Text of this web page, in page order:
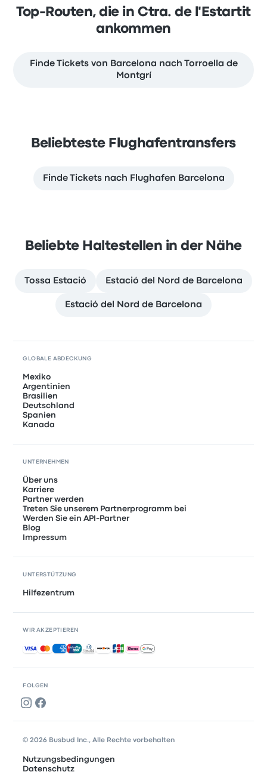
Top-Routen, die in Ctra. de l'Estartit
ankommen
Finde Tickets von Barcelona nach Torroella de
Montgrí
Beliebteste Flughafentransfers
Finde Tickets nach Flughafen Barcelona
Beliebte Haltestellen in der Nähe
Tossa Estació Estació del Nord de Barcelona
Estació del Nord de Barcelona
FOLGEN
GLOBALE ABDECKUNG
Mexiko
Argentinien
Brasilien
Deutschland
Spanien
Kanada
UNTERNEHMEN
Über uns
Karriere
Partner werden
Treten Sie unserem Partnerprogramm bei
Werden Sie ein API-Partner
Blog
Impressum
UNTERSTÜTZUNG
Hilfezentrum
WIR AKZEPTIEREN
Akzeptierte Zahlungsmethoden
© 2026 Busbud Inc., Alle Rechte vorbehalten
Nutzungsbedingungen
Datenschutz